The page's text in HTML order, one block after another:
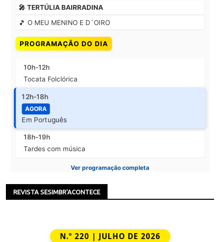
🎤 TERTÚLIA BAIRRADINA
🎵 O MEU MENINO E D´OIRO
PROGRAMAÇÃO DO DIA
10h-12h
Tocata Folclórica
12h-18h
AGORA
Em Português
18h-19h
Tardes com música
Ver programação completa
REVISTA SESIMBR'ACONTECE
N.º 220 | JULHO DE 2026